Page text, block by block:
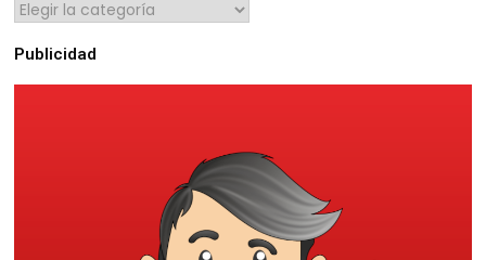
Publicidad